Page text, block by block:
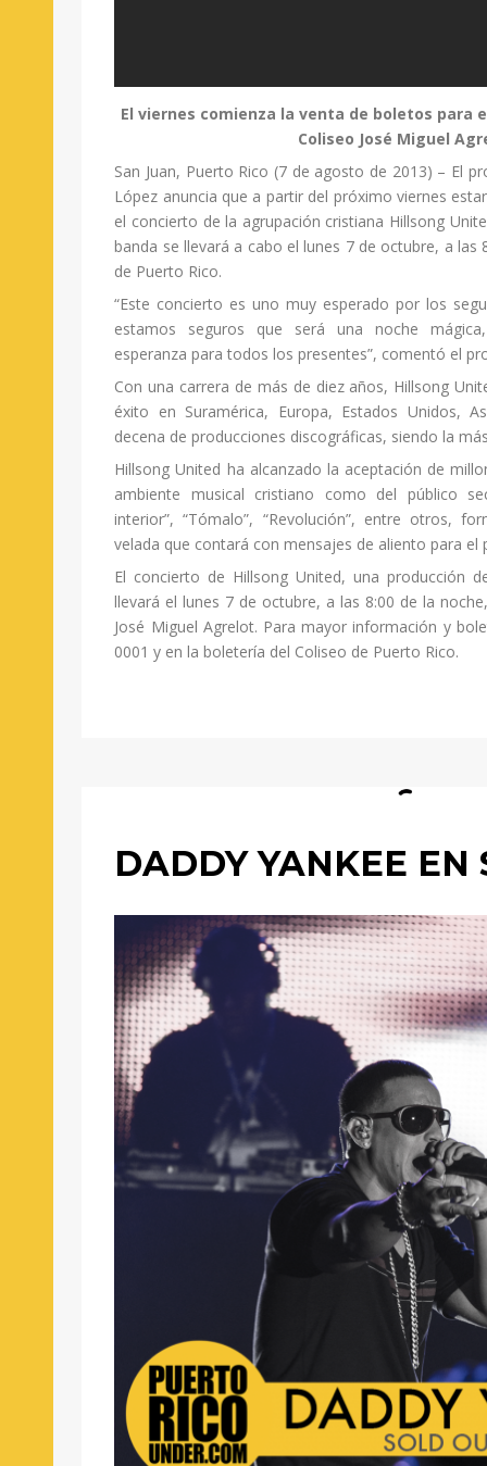
El viernes comienza la venta de boletos para
Coliseo José Miguel
San Juan, Puerto Rico (7 de agosto de 2013) – El
López anuncia que a partir del próximo viernes
el concierto de la agrupación cristiana Hillsong
banda se llevará a cabo el lunes 7 de octubre, a las
de Puerto Rico.
“Este concierto es uno muy esperado por los
estamos seguros que será una noche
esperanza para todos los presentes”, comentó el
Con una carrera de más de diez años, Hillsong
éxito en Suramérica, Europa, Estados Unidos,
decena de producciones discográficas, siendo la
Hillsong United ha alcanzado la aceptación de
ambiente musical cristiano como del público
interior”, “Tómalo”, “Revolución”, entre otros,
velada que contará con mensajes de aliento para el
El concierto de Hillsong United, una producción
llevará el lunes 7 de octubre, a las 8:00 de la
José Miguel Agrelot. Para mayor información y
0001 y en la boletería del Coliseo de Puerto Rico.
DADDY YANKEE EN